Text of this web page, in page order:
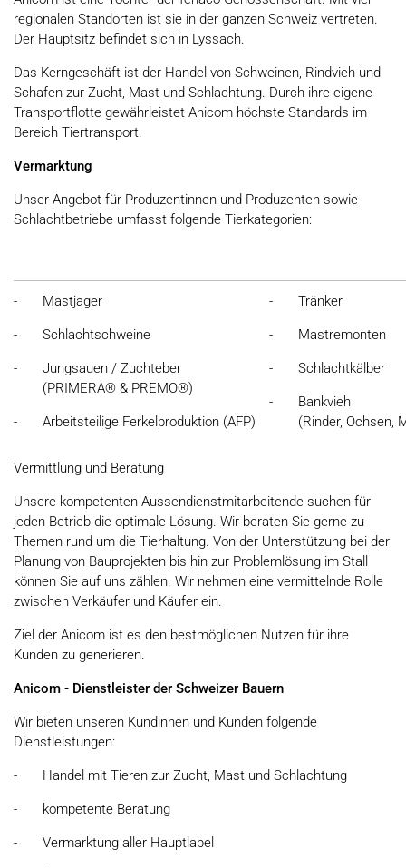
regionalen Standorten ist sie in der ganzen Schweiz vertreten.
Der Hauptsitz befindet sich in Lyssach.
Das Kerngeschäft ist der Handel von Schweinen, Rindvieh und
Schafen zur Zucht, Mast und Schlachtung. Durch ihre eigene
Transportflotte gewährleistet Anicom höchste Standards im
Bereich Tiertransport.
Vermarktung
Unser Angebot für Produzentinnen und Produzenten sowie
Schlachtbetriebe umfasst folgende Tierkategorien:
- Mastjager
- Schlachtschweine
- Jungsauen / Zuchteber
(PRIMERA® & PREMO®)
- Arbeitsteilige Ferkelproduktion (AFP)
- Tränker
- Mastremonten
- Schlachtkälber
- Bankvieh
(Rinder, Ochsen,
- Lämmer / Schafe
Vermittlung und Beratung
Unsere kompetenten Aussendienstmitarbeitende suchen für
jeden Betrieb die optimale Lösung. Wir beraten Sie gerne zu
Themen rund um die Tierhaltung. Von der Unterstützung bei der
Planung von Bauprojekten bis hin zur Problemlösung im Stall
können Sie auf uns zählen. Wir nehmen eine vermittelnde Rolle
zwischen Verkäufer und Käufer ein.
Ziel der Anicom ist es den bestmöglichen Nutzen für ihre
Kunden zu generieren.
Anicom - Dienstleister der Schweizer Bauern
Wir bieten unseren Kundinnen und Kunden folgende
Dienstleistungen:
- Handel mit Tieren zur Zucht, Mast und Schlachtung
- kompetente Beratung
- Vermarktung aller Hauptlabel